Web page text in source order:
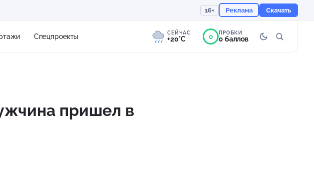
16+ Реклама Скачать
Спецпроекты СЕЙЧАС
+20°C 0 ПРОБКИ
0 баллов
пришел в